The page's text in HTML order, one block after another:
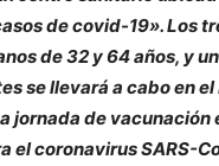
de covid-19». Los
de 32 y 64 años, y
se llevará a cabo en
jornada de vacunación
el coronavirus SARS-